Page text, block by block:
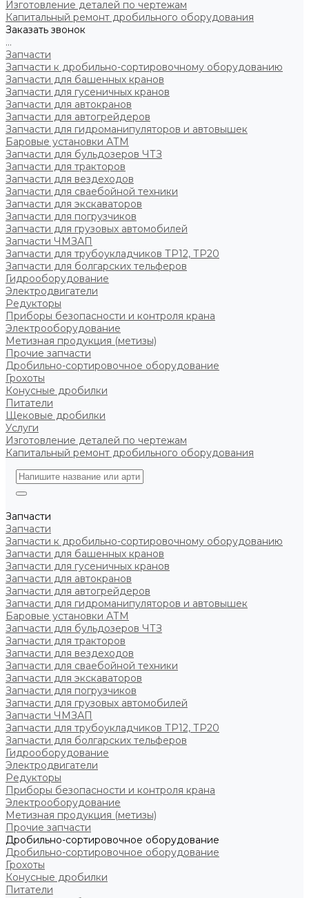
Изготовление деталей по чертежам
Капитальный ремонт дробильного оборудования
Заказать звонок
...
Запчасти
Запчасти к дробильно-сортировочному оборудованию
Запчасти для башенных кранов
Запчасти для гусеничных кранов
Запчасти для автокранов
Запчасти для автогрейдеров
Запчасти для гидроманипуляторов и автовышек
Баровые установки АТМ
Запчасти для бульдозеров ЧТЗ
Запчасти для тракторов
Запчасти для вездеходов
Запчасти для сваебойной техники
Запчасти для экскаваторов
Запчасти для погрузчиков
Запчасти для грузовых автомобилей
Запчасти ЧМЗАП
Запчасти для трубоукладчиков ТР12, ТР20
Запчасти для болгарских тельферов
Гидрооборудование
Электродвигатели
Редукторы
Приборы безопасности и контроля крана
Электрооборудование
Метизная продукция (метизы)
Прочие запчасти
Дробильно-сортировочное оборудование
Грохоты
Конусные дробилки
Питатели
Щековые дробилки
Услуги
Изготовление деталей по чертежам
Капитальный ремонт дробильного оборудования
Запчасти
Запчасти
Запчасти к дробильно-сортировочному оборудованию
Запчасти для башенных кранов
Запчасти для гусеничных кранов
Запчасти для автокранов
Запчасти для автогрейдеров
Запчасти для гидроманипуляторов и автовышек
Баровые установки АТМ
Запчасти для бульдозеров ЧТЗ
Запчасти для тракторов
Запчасти для вездеходов
Запчасти для сваебойной техники
Запчасти для экскаваторов
Запчасти для погрузчиков
Запчасти для грузовых автомобилей
Запчасти ЧМЗАП
Запчасти для трубоукладчиков ТР12, ТР20
Запчасти для болгарских тельферов
Гидрооборудование
Электродвигатели
Редукторы
Приборы безопасности и контроля крана
Электрооборудование
Метизная продукция (метизы)
Прочие запчасти
Дробильно-сортировочное оборудование
Дробильно-сортировочное оборудование
Грохоты
Конусные дробилки
Питатели